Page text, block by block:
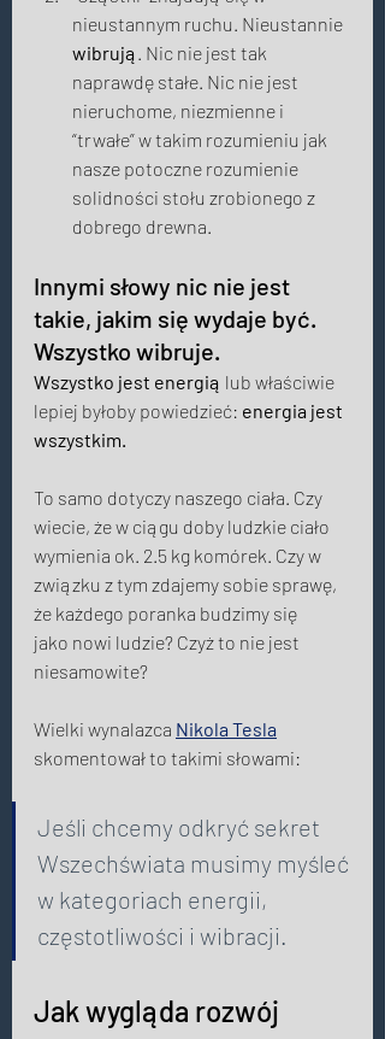
nieustannym ruchu. Nieustannie
wibrują. Nic nie jest tak
naprawdę stałe. Nic nie jest
nieruchome, niezmienne i
“trwałe” w takim rozumieniu jak
nasze potoczne rozumienie
solidności stołu zrobionego z
dobrego drewna.
Innymi słowy nic nie jest
takie, jakim się wydaje być.
Wszystko wibruje.
Wszystko jest energią lub właściwie
lepiej byłoby powiedzieć: energia jest
wszystkim.
To samo dotyczy naszego ciała. Czy
wiecie, że w ciągu doby ludzkie ciało
wymienia ok. 2.5 kg komórek. Czy w
związku z tym zdajemy sobie sprawę,
że każdego poranka budzimy się
jako nowi ludzie? Czyż to nie jest
niesamowite?
Wielki wynalazca Nikola Tesla
skomentował to takimi słowami:
Jeśli chcemy odkryć sekret
Wszechświata musimy myśleć
w kategoriach energii,
częstotliwości i wibracji.
Jak wygląda rozwój